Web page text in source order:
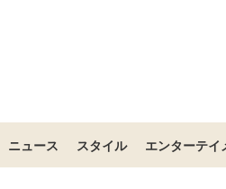
ニュース スタイル エンターテイ